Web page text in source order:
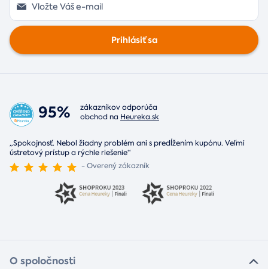
Prihlásiť sa
95%
zákazníkov odporúča
obchod na Heureka.sk
„Spokojnosť. Nebol žiadny problém ani s predĺžením kupónu. Veľmi
ústretový prístup a rýchle riešenie“
- Overený zákazník
O spoločnosti